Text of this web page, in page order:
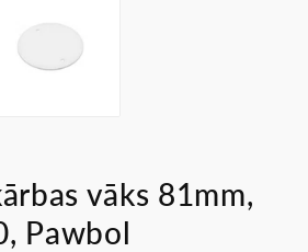
vāks 81mm,
Pawbol